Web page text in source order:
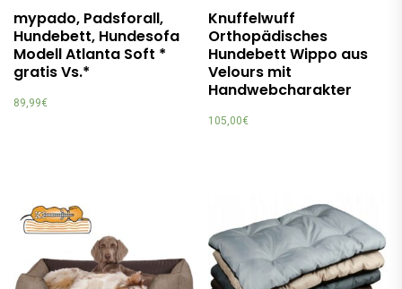
mypado, Padsforall,
Hundebett, Hundesofa
Modell Atlanta Soft *
gratis Vs.*
89,99€
Knuffelwuff
Orthopädisches
Hundebett Wippo aus
Velours mit
Handwebcharakter
105,00€